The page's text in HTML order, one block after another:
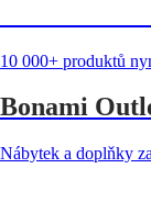
10 000+ produktů
Bonami
Nábytek a doplňky